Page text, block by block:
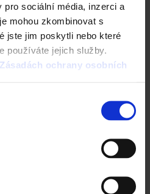
sociální média, inzerci a
mohou zkombinovat s
jste jim poskytli nebo které
používáte jejich služby.
Zásadách ochrany osobních